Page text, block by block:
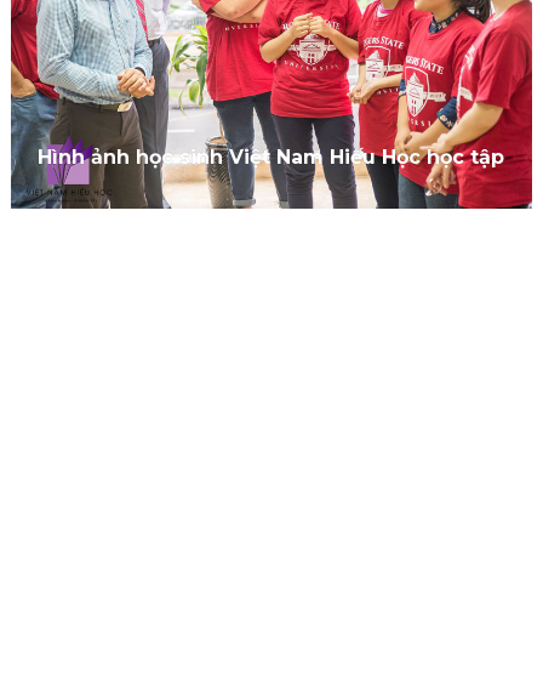
Hình ảnh học sinh Việt Nam Hiếu Học học tập